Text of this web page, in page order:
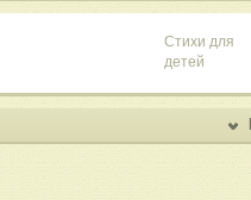
Стихи для
детей